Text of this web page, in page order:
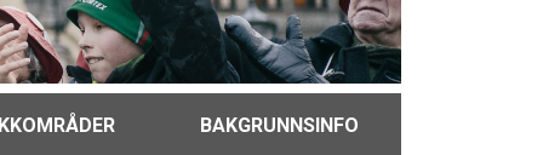
BAKGRUNNSINFO